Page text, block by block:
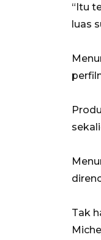
“Itu
luas
Tak